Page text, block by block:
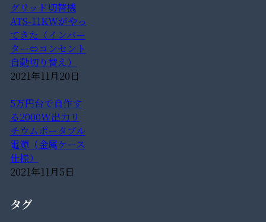
グリッド切替機
ATS-11KWがやっ
てきた（インバー
ター⇔コンセント
自動切り替え）
2021年11月20日
5万円台で自作す
る2000W出力リ
チウムポータブル
電源（金属ケース
仕様）
2021年11月5日
タグ